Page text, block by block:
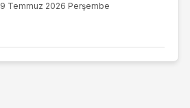
9 Temmuz 2026 Perşembe